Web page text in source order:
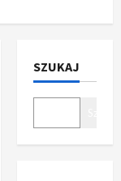
SZUKAJ